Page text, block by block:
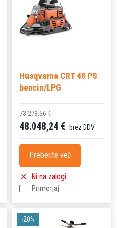
Husqvarna CRT 48 PS
bencin/LPG
73.273,56 €
48.048,24 € brez DDV
Preberite več
Ni na zalogi
Primerjaj
-20%